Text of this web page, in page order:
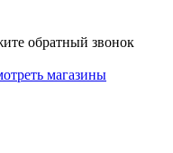
обратный звонок
магазины